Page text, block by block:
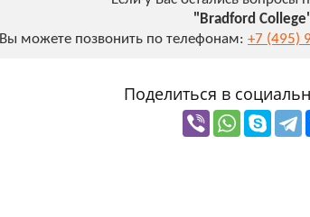
"Bradford
Вы можете позвонить по телефонам: +7 (495)
Поделиться в